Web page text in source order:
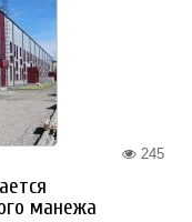
245
манежа